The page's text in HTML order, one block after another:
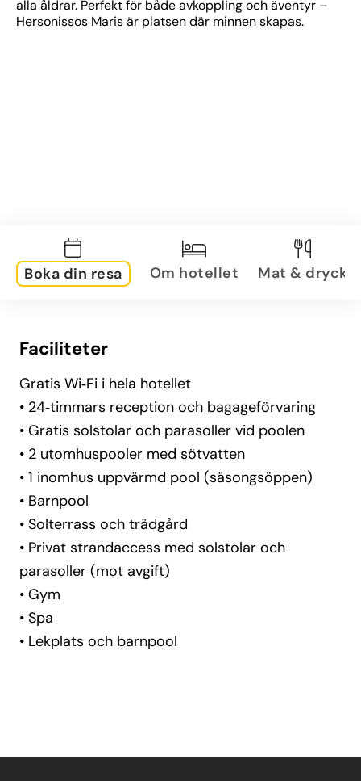
alla åldrar. Perfekt för både avkoppling och äventyr –
Hersonissos Maris är platsen där minnen skapas.
Boka din resa Om hotellet Mat & dryck
Faciliteter
Gratis Wi‑Fi i hela hotellet
• 24‑timmars reception och bagageförvaring
• Gratis solstolar och parasoller vid poolen
• 2 utomhuspooler med sötvatten
• 1 inomhus uppvärmd pool (säsongsöppen)
• Barnpool
• Solterrass och trädgård
• Privat strandaccess med solstolar och
parasoller (mot avgift)
• Gym
• Spa
• Lekplats och barnpool